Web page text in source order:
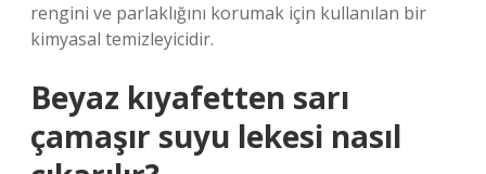
rengini ve parlaklığını korumak için kullanılan bir
kimyasal temizleyicidir.
Beyaz kıyafetten sarı
çamaşır suyu lekesi nasıl